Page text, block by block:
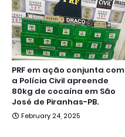
PRF em ação conjunta com
a Polícia Civil apreende
80kg de cocaína em São
José de Piranhas-PB.
February 24, 2025